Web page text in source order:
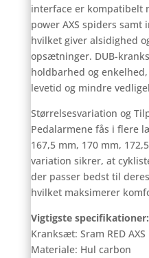
interface er kompatibelt
power AXS spiders
hvilket giver alsidighed
opsætninger. DUB-
holdbarhed og
levetid og mindre
Størrelsesvariation og
Pedalarmene fås i flere
167,5 mm, 170 mm,
variation sikrer, at
der passer bedst til
hvilket maksimerer
Vigtigste specifikationer:
Kranksæt: Sram RED AXS
Materiale: Hul carbon